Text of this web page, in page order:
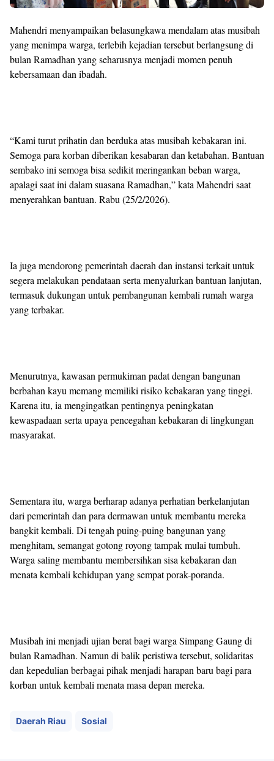
Mahendri menyampaikan belasungkawa mendalam atas musibah
yang menimpa warga, terlebih kejadian tersebut berlangsung di
bulan Ramadhan yang seharusnya menjadi momen penuh
kebersamaan dan ibadah.
“Kami turut prihatin dan berduka atas musibah kebakaran ini.
Semoga para korban diberikan kesabaran dan ketabahan. Bantuan
sembako ini semoga bisa sedikit meringankan beban warga,
apalagi saat ini dalam suasana Ramadhan,” kata Mahendri saat
menyerahkan bantuan. Rabu (25/2/2026).
Ia juga mendorong pemerintah daerah dan instansi terkait untuk
segera melakukan pendataan serta menyalurkan bantuan lanjutan,
termasuk dukungan untuk pembangunan kembali rumah warga
yang terbakar.
Menurutnya, kawasan permukiman padat dengan bangunan
berbahan kayu memang memiliki risiko kebakaran yang tinggi.
Karena itu, ia mengingatkan pentingnya peningkatan
kewaspadaan serta upaya pencegahan kebakaran di lingkungan
masyarakat.
Sementara itu, warga berharap adanya perhatian berkelanjutan
dari pemerintah dan para dermawan untuk membantu mereka
bangkit kembali. Di tengah puing-puing bangunan yang
menghitam, semangat gotong royong tampak mulai tumbuh.
Warga saling membantu membersihkan sisa kebakaran dan
menata kembali kehidupan yang sempat porak-poranda.
Musibah ini menjadi ujian berat bagi warga Simpang Gaung di
bulan Ramadhan. Namun di balik peristiwa tersebut, solidaritas
dan kepedulian berbagai pihak menjadi harapan baru bagi para
korban untuk kembali menata masa depan mereka.
Daerah Riau Sosial